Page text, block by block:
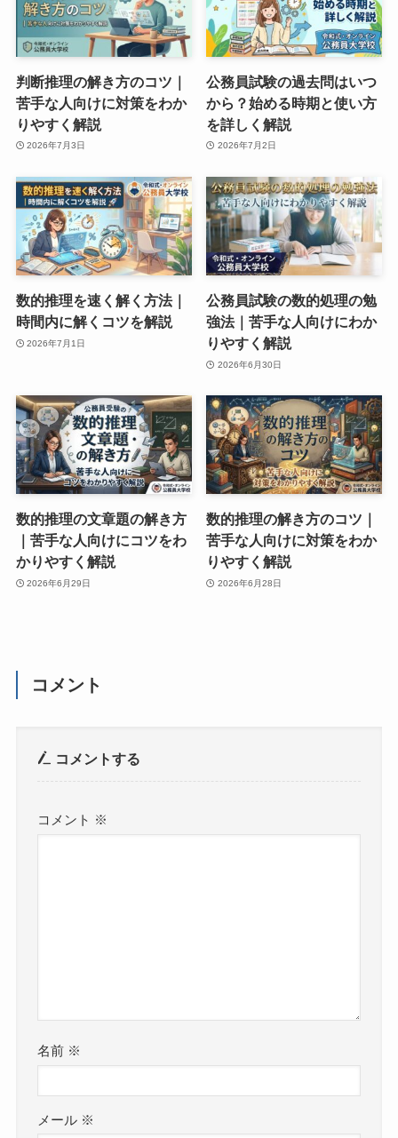
判断推理の解き方のコツ｜
苦手な人向けに対策をわか
りやすく解説
2026年7月3日
公務員試験の過去問はいつ
から？始める時期と使い方
を詳しく解説
2026年7月2日
数的推理を速く解く方法｜
時間内に解くコツを解説
2026年7月1日
公務員試験の数的処理の勉
強法｜苦手な人向けにわか
りやすく解説
2026年6月30日
数的推理の文章題の解き方
｜苦手な人向けにコツをわ
かりやすく解説
2026年6月29日
数的推理の解き方のコツ｜
苦手な人向けに対策をわか
りやすく解説
2026年6月28日
コメント
コメントする
コメント ※
名前 ※
メール ※